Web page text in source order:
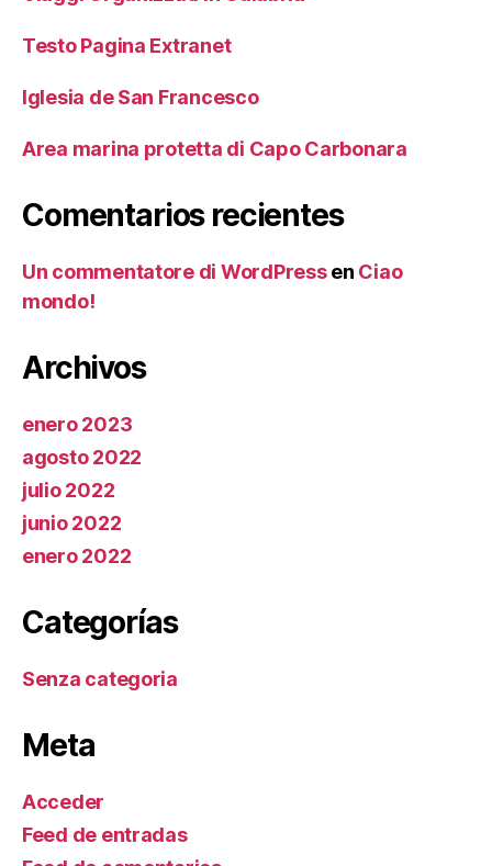
Testo Pagina Extranet
Iglesia de San Francesco
Area marina protetta di Capo Carbonara
Comentarios recientes
Un commentatore di WordPressen Ciao
mondo!
Archivos
enero 2023
agosto 2022
julio 2022
junio 2022
enero 2022
Categorías
Senza categoria
Meta
Acceder
Feed de entradas